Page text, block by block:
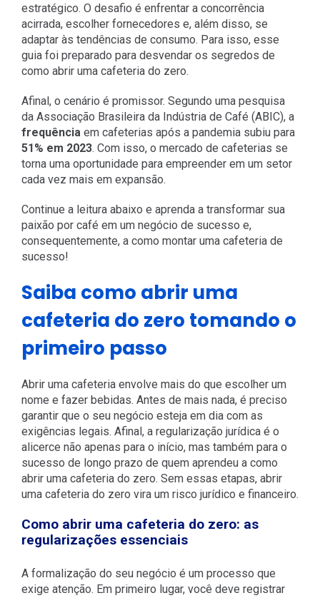
estratégico. O desafio é enfrentar a concorrência
acirrada, escolher fornecedores e, além disso, se
adaptar às tendências de consumo. Para isso, esse
guia foi preparado para desvendar os segredos de
como abrir uma cafeteria do zero.
Afinal, o cenário é promissor. Segundo uma pesquisa
da Associação Brasileira da Indústria de Café (ABIC), a
frequência em cafeterias após a pandemia subiu para
51% em 2023. Com isso, o mercado de cafeterias se
torna uma oportunidade para empreender em um setor
cada vez mais em expansão.
Continue a leitura abaixo e aprenda a transformar sua
paixão por café em um negócio de sucesso e,
consequentemente, a como montar uma cafeteria de
sucesso!
Saiba como abrir uma
cafeteria do zero tomando o
primeiro passo
Abrir uma cafeteria envolve mais do que escolher um
nome e fazer bebidas. Antes de mais nada, é preciso
garantir que o seu negócio esteja em dia com as
exigências legais. Afinal, a regularização jurídica é o
alicerce não apenas para o início, mas também para o
sucesso de longo prazo de quem aprendeu a como
abrir uma cafeteria do zero. Sem essas etapas, abrir
uma cafeteria do zero vira um risco jurídico e financeiro.
Como abrir uma cafeteria do zero: as
regularizações essenciais
A formalização do seu negócio é um processo que
exige atenção. Em primeiro lugar, você deve registrar